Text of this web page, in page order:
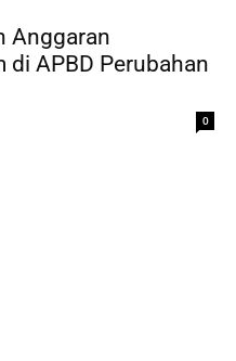
Anggaran
APBD Perubahan
0